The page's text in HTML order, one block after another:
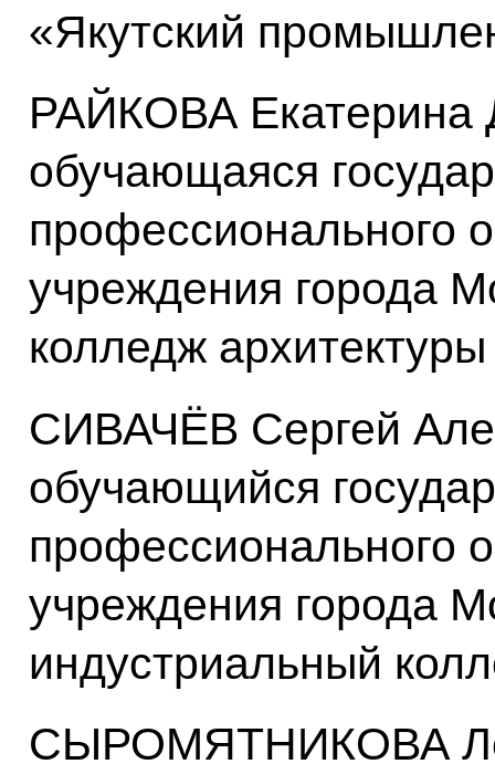
«Якутский
РАЙКОВА Екатерина
обучающаяся
профессионального
учреждения города
колледж
СИВАЧЁВ Сергей
обучающийся
профессионального
учреждения города
индустриальный
СЫРОМЯТНИКОВА